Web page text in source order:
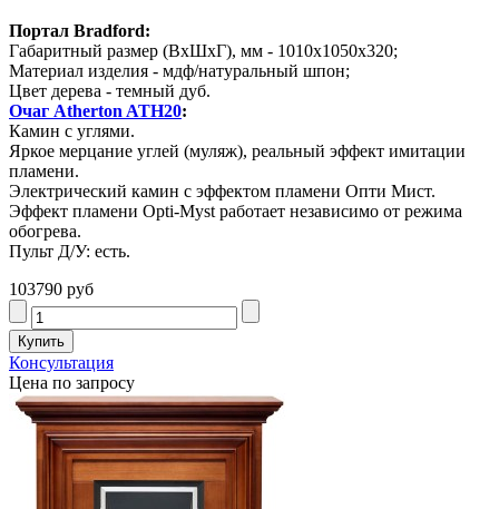
Портал Bradford:
Габаритный размер (ВхШхГ), мм - 1010х1050х320;
Материал изделия - мдф/натуральный шпон;
Цвет дерева - темный дуб.
Очаг Atherton ATH20:
Камин с углями.
Яркое мерцание углей (муляж), реальный эффект имитации
пламени.
Электрический камин с эффектом пламени Опти Мист.
Эффект пламени Opti-Myst работает независимо от режима
обогрева.
Пульт Д/У: есть.
103790 руб
Консультация
Цена по запросу